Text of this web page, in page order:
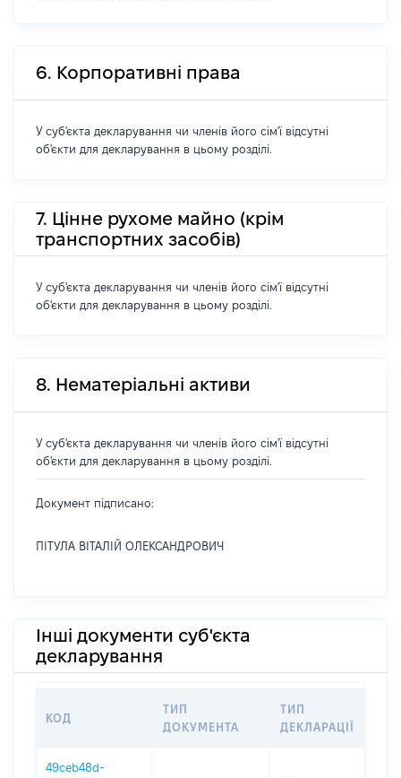
6. Корпоративні права
У суб'єкта декларування чи членів його сім'ї відсутні
об'єкти для декларування в цьому розділі.
7. Цінне рухоме майно (крім
транспортних засобів)
У суб'єкта декларування чи членів його сім'ї відсутні
об'єкти для декларування в цьому розділі.
8. Нематеріальні активи
У суб'єкта декларування чи членів його сім'ї відсутні
об'єкти для декларування в цьому розділі.
Документ підписано:
ПІТУЛА ВІТАЛІЙ ОЛЕКСАНДРОВИЧ
Інші документи суб'єкта
декларування
КОД
ТИП
ДОКУМЕНТА
ТИП
ДЕКЛАРАЦІЇ
49ceb48d-